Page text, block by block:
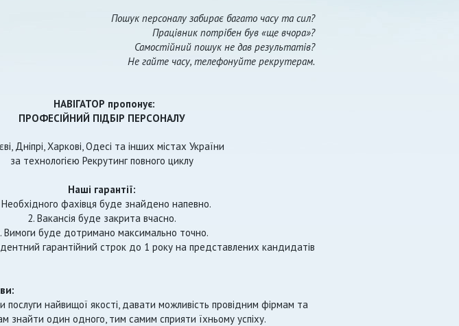
Пошук персоналу забирає багато часу та сил?
Працівник потрібен був «ще вчора»?
Самостійний пошук не дав результатів?
Не гайте часу, телефонуйте рекрутерам.
НАВІГАТОР пропонує:
ПРОФЕСІЙНИЙ ПІДБІР ПЕРСОНАЛУ
Дніпрі, Харкові, Одесі та інших містах України
за технологією Рекрутинг повного циклу
Наші гарантії:
Необхідного фахівця буде знайдено напевно.
2. Вакансія буде закрита вчасно.
Вимоги буде дотримано максимально точно.
гарантійний строк до 1 року на представлених кандидатів
найвищої якості, давати можливість провідним фірмам та
знайти один одного, тим самим сприяти їхньому успіху.